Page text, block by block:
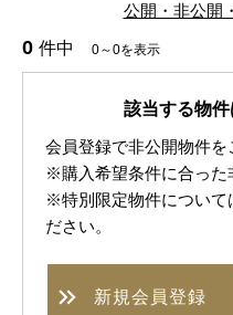
公開・非公開
0 件中 0～0を表示
該当する物件
会員登録で非公開物件を
※購入希望条件に合った
※特別限定物件について
ださい。
新規会員登録